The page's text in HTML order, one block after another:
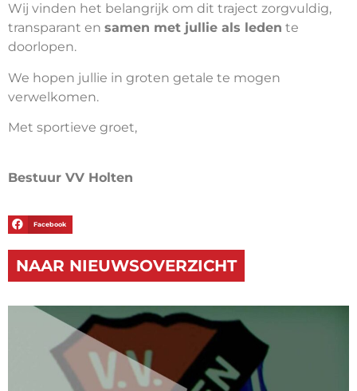
Wij vinden het belangrijk om dit traject zorgvuldig,
transparant en samen met jullie als leden te
doorlopen.
We hopen jullie in groten getale te mogen
verwelkomen.
Met sportieve groet,
Bestuur VV Holten
Facebook
NAAR NIEUWSOVERZICHT